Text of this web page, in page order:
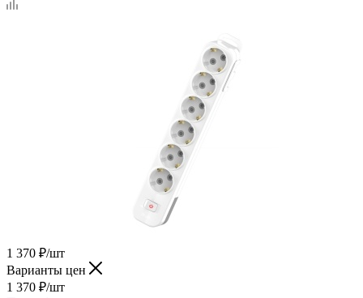
1 370 ₽/шт
Варианты цен
1 370 ₽/шт